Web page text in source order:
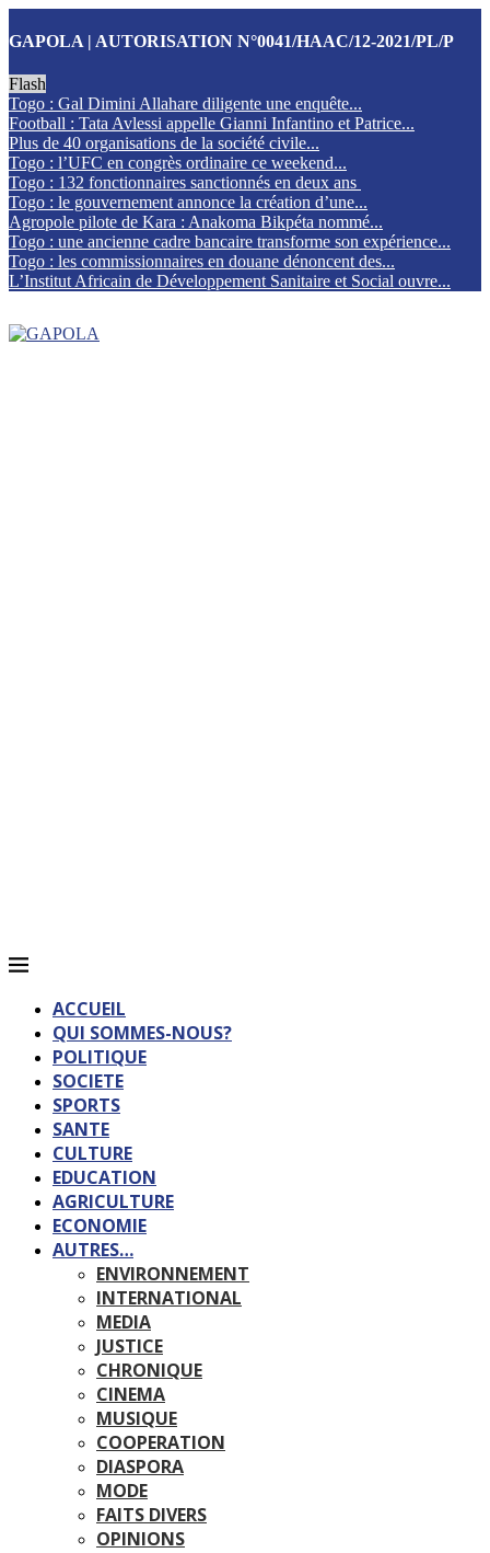
GAPOLA | AUTORISATION N°0041/HAAC/12-2021/PL/P
Flash
Togo : Gal Dimini Allahare diligente une enquête...
Football : Tata Avlessi appelle Gianni Infantino et Patrice...
Plus de 40 organisations de la société civile...
Togo : l’UFC en congrès ordinaire ce weekend...
Togo : 132 fonctionnaires sanctionnés en deux ans
Togo : le gouvernement annonce la création d’une...
Agropole pilote de Kara : Anakoma Bikpéta nommé...
Togo : une ancienne cadre bancaire transforme son expérience...
Togo : les commissionnaires en douane dénoncent des...
L’Institut Africain de Développement Sanitaire et Social ouvre...
ACCUEIL
QUI SOMMES-NOUS?
POLITIQUE
SOCIETE
SPORTS
SANTE
CULTURE
EDUCATION
AGRICULTURE
ECONOMIE
AUTRES…
ENVIRONNEMENT
INTERNATIONAL
MEDIA
JUSTICE
CHRONIQUE
CINEMA
MUSIQUE
COOPERATION
DIASPORA
MODE
FAITS DIVERS
OPINIONS